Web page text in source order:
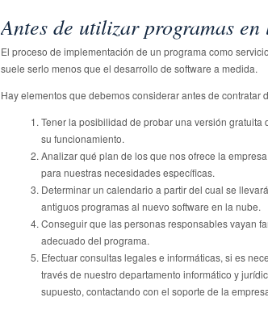
Antes de utilizar programas en
El proceso de implementación de un programa como
suele serlo menos que el desarrollo de software a medida.
Hay elementos que debemos considerar antes de contratar
Tener la posibilidad de probar una versión
su funcionamiento.
Analizar qué plan de los que nos ofrece la
para nuestras necesidades específicas.
Determinar un calendario a partir del cual se
antiguos programas al nuevo software en la nube.
Conseguir que las personas responsables vayan
adecuado del programa.
Efectuar consultas legales e informáticas, si es
través de nuestro departamento informático y
supuesto, contactando con el soporte de la